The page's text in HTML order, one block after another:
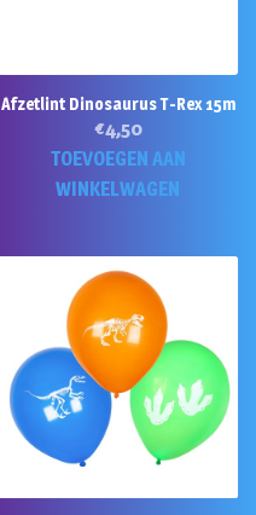
Afzetlint Dinosaurus T-Rex 15m
€4,50
TOEVOEGEN AAN
WINKELWAGEN